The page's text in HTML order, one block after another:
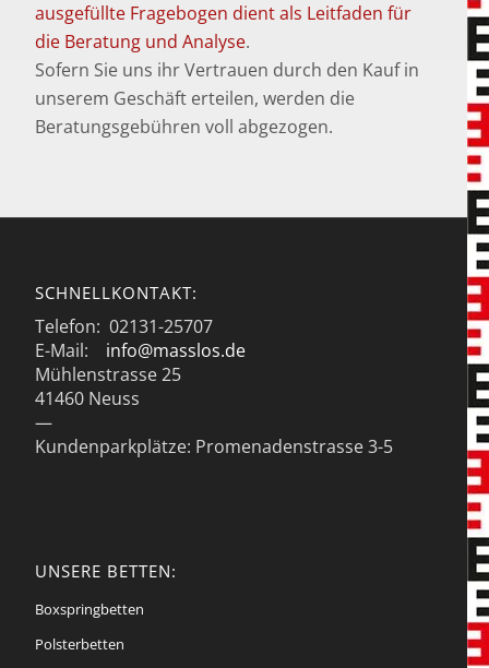
ausgefüllte Fragebogen dient als Leitfaden für
die Beratung und Analyse.
Sofern Sie uns ihr Vertrauen durch den Kauf in
unserem Geschäft erteilen, werden die
Beratungsgebühren voll abgezogen.
SCHNELLKONTAKT:
Telefon: 02131-25707
E-Mail: info@masslos.de
Mühlenstrasse 25
41460 Neuss
—
Kundenparkplätze: Promenadenstrasse 3-5
UNSERE BETTEN:
Boxspringbetten
Polsterbetten